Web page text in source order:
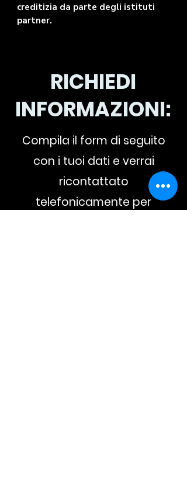
creditizia da parte degli istituti
partner.
RICHIEDI
INFORMAZIONI:
Compila il form di seguito
con i tuoi dati e verrai
ricontattato
telefonicamente per